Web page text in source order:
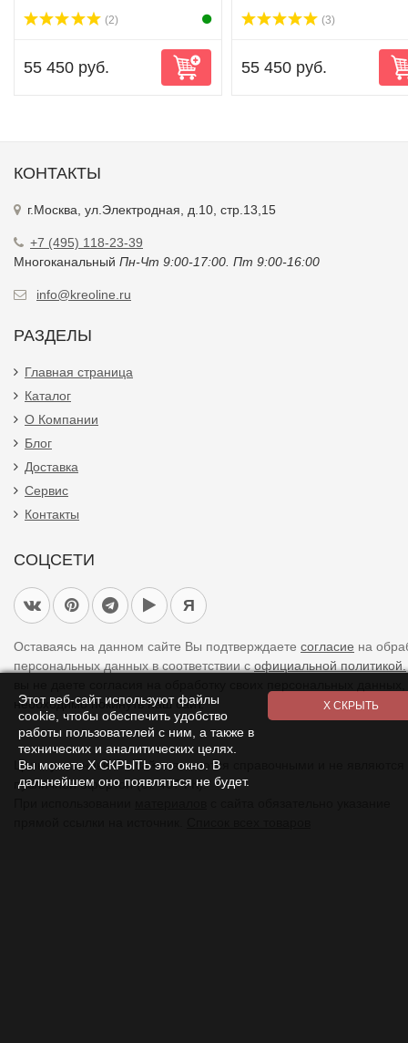
(2)
55 450 руб.
(3)
55 450 руб.
КОНТАКТЫ
г.Москва, ул.Электродная, д.10, стр.13,15
+7 (495) 118-23-39
Многоканальный Пн-Чт 9:00-17:00. Пт 9:00-16:00
info@kreoline.ru
РАЗДЕЛЫ
Главная страница
Каталог
О Компании
Блог
Доставка
Сервис
Контакты
СОЦСЕТИ
Я
Оставаясь на данном сайте Вы подтверждаете согласие на
персональных данных в соответствии с официальной политикой.
необходимо покинуть наш сайт.
Цены указанные на сайте являются справочными и не являются
публичной офертой (ст. 437 ГК).
Этот веб-сайт используют файлы
cookie, чтобы обеспечить удобство
работы пользователей с ним, а также в
технических и аналитических целях.
Вы можете Х СКРЫТЬ это окно. В
дальнейшем оно появляться не будет.